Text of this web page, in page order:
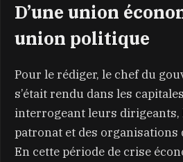
D’une union
union politique
Pour le rédiger, le chef du
s’était rendu dans les
interrogeant leurs dirigeants,
patronat et des organisations
En cette période de crise